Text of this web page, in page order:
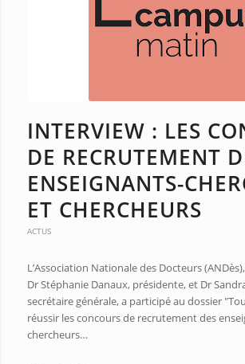
INTERVIEW : LES
DE RECRUTEMENT
ENSEIGNANTS-
ET CHERCHEURS
ACTUS
L’Association Nationale des Docteurs
Dr Stéphanie Danaux, présidente, et Dr
secrétaire générale, a participé au dossier
réussir les concours de recrutement des
chercheurs…